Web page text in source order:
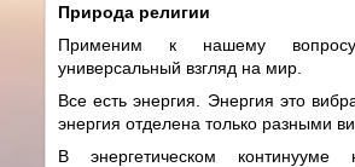
Природа религии
Применим к нашему
универсальный взгляд на мир.
Все есть энергия. Энергия это
энергия отделена только разными
В энергетическом континууме